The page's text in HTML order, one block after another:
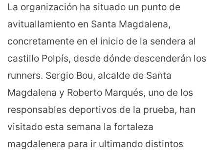
La organización ha situado un punto de
avituallamiento en Santa Magdalena,
concretamente en el inicio de la sendera al
castillo Polpís, desde dónde descenderán los
runners. Sergio Bou, alcalde de Santa
Magdalena y Roberto Marqués, uno de los
responsables deportivos de la prueba, han
visitado esta semana la fortaleza
magdalenera para ir ultimando distintos